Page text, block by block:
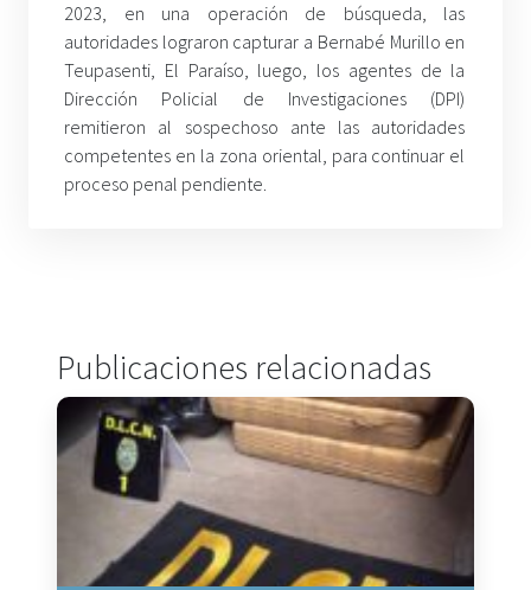
2023, en una operación de búsqueda, las
autoridades lograron capturar a Bernabé Murillo en
Teupasenti, El Paraíso, luego, los agentes de la
Dirección Policial de Investigaciones (DPI)
remitieron al sospechoso ante las autoridades
competentes en la zona oriental, para continuar el
proceso penal pendiente.
Publicaciones relacionadas